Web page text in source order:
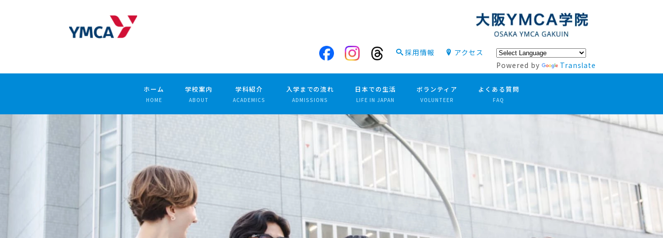
採用情報
アクセス
Powered by
Translate
ホーム
HOME
学校案内
ABOUT
学科紹介
ACADEMICS
入学までの流れ
ADMISSIONS
日本での生活
LIFE IN JAPAN
ボランティア
VOLUNTEER
よくある質問
FAQ